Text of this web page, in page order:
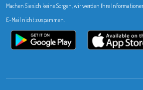
Machen Sie sich keine Sorgen, wir werden Ihre
E-Mail nicht zuspammen.